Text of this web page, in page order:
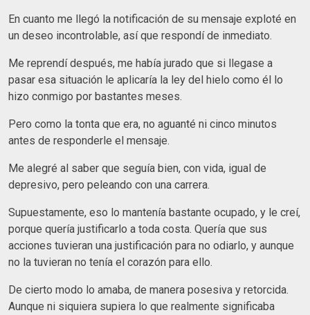
En cuanto me llegó la notificación de su mensaje exploté en
un deseo incontrolable, así que respondí de inmediato.
Me reprendí después, me había jurado que si llegase a
pasar esa situación le aplicaría la ley del hielo como él lo
hizo conmigo por bastantes meses.
Pero como la tonta que era, no aguanté ni cinco minutos
antes de responderle el mensaje.
Me alegré al saber que seguía bien, con vida, igual de
depresivo, pero peleando con una carrera.
Supuestamente, eso lo mantenía bastante ocupado, y le creí,
porque quería justificarlo a toda costa. Quería que sus
acciones tuvieran una justificación para no odiarlo, y aunque
no la tuvieran no tenía el corazón para ello.
De cierto modo lo amaba, de manera posesiva y retorcida.
Aunque ni siquiera supiera lo que realmente significaba